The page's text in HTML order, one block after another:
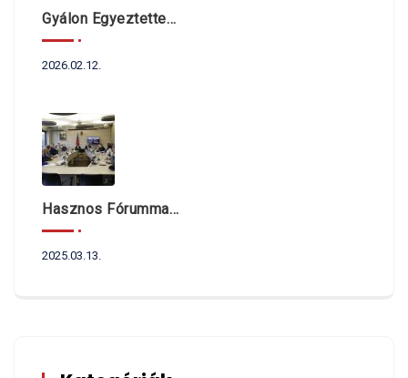
Gyálon Egyeztettek Dr. Navracsics Tibor Miniszterrel A Fővárosi Agglomeráció Önkormányzatait Érintő Kérdésekről
2026.02.12.
Hasznos Fórummal Indult Az Év
2025.03.13.